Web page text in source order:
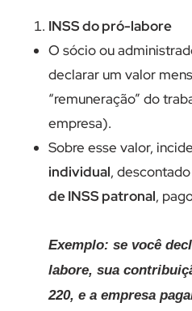
INSS do pró-labore
O sócio ou
declarar um valor
“remuneração” do
empresa).
Sobre esse valor, incide
individual,
de INSS patronal,
Exemplo: se você
labore, sua
220, e a empresa